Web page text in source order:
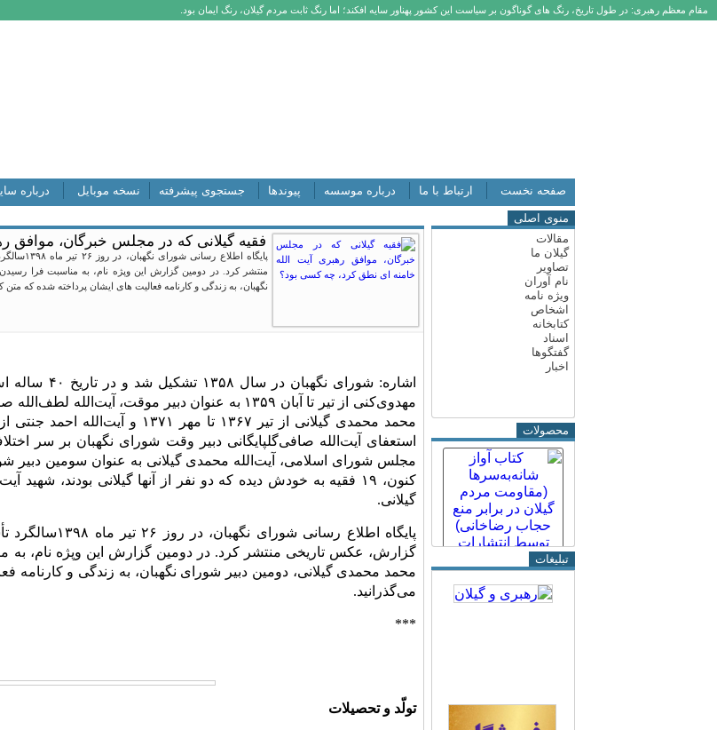
مقام معظم رهبری: در طول تاریخ، رنگ های گوناگون بر سیاست این کشور پهناور سایه افکند؛ اما رنگ ثابت مردم گیلان، رنگ ایمان بود.
صفحه نخست ارتباط با ما درباره موسسه پیوندها جستجوی پیشرفته نسخه موبایل درباره
منوی اصلی
مقالات
گیلان ما
تصاویر
نام آوران
ویژه نامه
اشخاص
کتابخانه
اسناد
گفتگوها
اخبار
محصولات
تبلیغات
فقیه گیلانی که در مجلس خبرگان، موافق
پایگاه
نگهبان، به زندگی و کارنامه فعالیت های ایشان پرداخته شده که متن
اشاره:
استعفای آیت‌الله صافی‌گلپایگانی دبیر وقت شورای نگهبان بر سر
مجلس شورای اسلامی، آیت‌الله محمدی گیلانی به عنوان سومین دبیر
کنون، ۱۹ فقیه به خودش دیده که دو نفر از آنها گیلانی بودند،
گیلانی.
پایگاه اطلاع
محمد محمدی گیلانی، دومین دبیر شورای نگهبان، به زندگی و کارنامه
می‌گذرانید.
***
تولّد و تحصیلات